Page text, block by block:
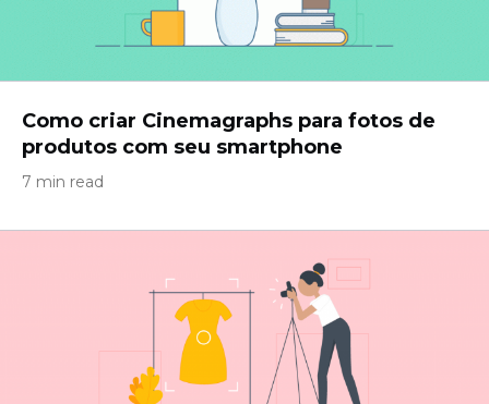
Como criar Cinemagraphs para fotos de
produtos com seu smartphone
7 min read